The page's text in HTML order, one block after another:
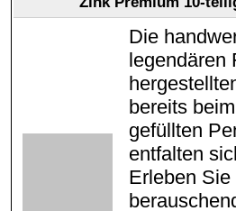
Die
legendären
bereits
gefüllten
entfalten
Erleben